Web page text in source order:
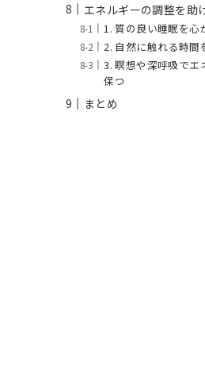
エネルギーの調整を助
1. 質の良い睡眠を心
2. 自然に触れる時間
3. 瞑想や深呼吸でエ
保つ
まとめ